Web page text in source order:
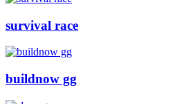
survival race
buildnow gg